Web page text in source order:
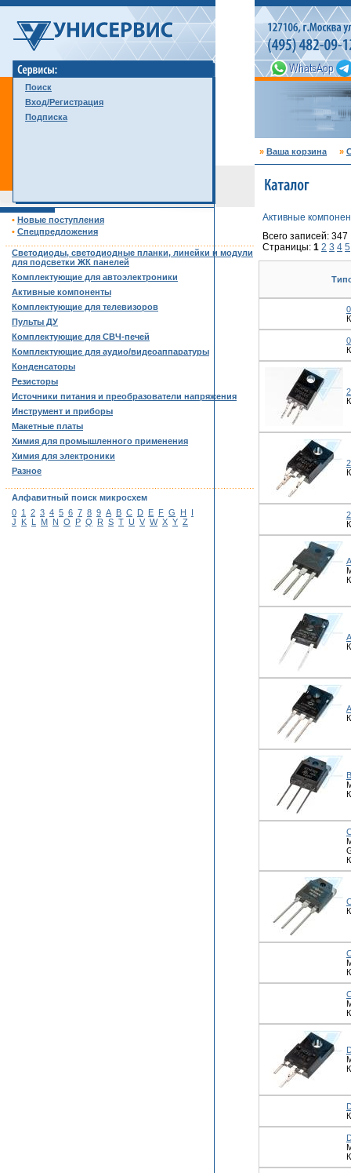
Поиск
Вход/Регистрация
Подписка
» Ваша корзина »
• Новые поступления
• Спецпредложения
Светодиоды, светодиодные планки, линейки и модули
для подсветки ЖК панелей
Комплектующие для автоэлектроники
Активные компоненты
Комплектующие для телевизоров
Пульты ДУ
Комплектующие для СВЧ-печей
Комплектующие для аудио/видеоаппаратуры
Конденсаторы
Резисторы
Источники питания и преобразователи напряжения
Инструмент и приборы
Макетные платы
Химия для промышленного применения
Химия для электроники
Разное
Алфавитный поиск микросхем
0 1 2 3 4 5 6 7 8 9 A B C D E F G H
I
J
K L M N O P Q R S T U V W X Y Z
Активные
Всего записей: 347
Страницы: 1 2 3 4 5